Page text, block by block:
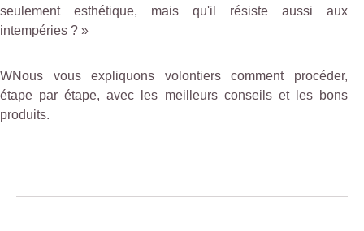
seulement esthétique, mais qu'il résiste aussi aux
intempéries ? »
WNous vous expliquons volontiers comment procéder,
étape par étape, avec les meilleurs conseils et les bons
produits.